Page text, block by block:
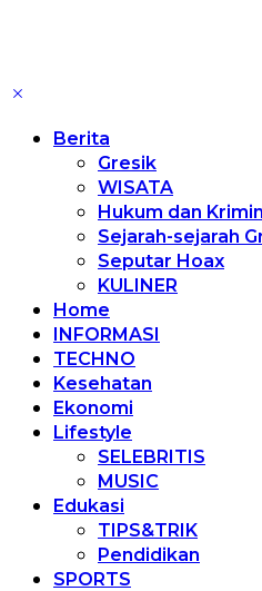
Berita
Gresik
WISATA
Hukum dan
Sejarah-sejarah
Seputar Hoax
KULINER
Home
INFORMASI
TECHNO
Kesehatan
Ekonomi
Lifestyle
SELEBRITIS
MUSIC
Edukasi
TIPS&TRIK
Pendidikan
SPORTS